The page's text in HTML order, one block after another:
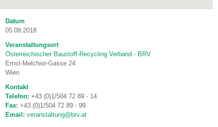
Datum
05.09.2018
Veranstaltungsort
Österreichischer Baustoff-Recycling Verband - BRV
Ernst-Melchior-Gasse 24
Wien
Kontakt
Telefon:+43 (0)1/504 72 89 - 14
Fax:+43 (0)1/504 72 89 - 99
Email: veranstaltung@brv.at